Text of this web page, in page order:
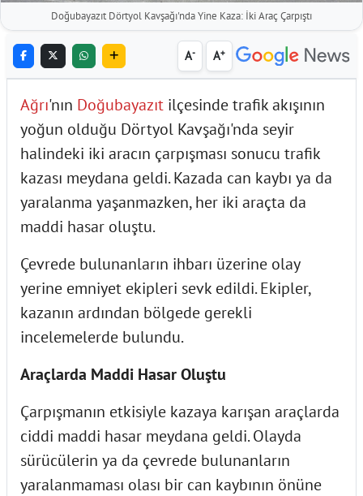
Doğubayazıt Dörtyol Kavşağı'nda Yine Kaza: İki Araç Çarpıştı
A- A+
Ağrı'nın Doğubayazıt ilçesinde trafik akışının
yoğun olduğu Dörtyol Kavşağı'nda seyir
halindeki iki aracın çarpışması sonucu trafik
kazası meydana geldi. Kazada can kaybı ya da
yaralanma yaşanmazken, her iki araçta da
maddi hasar oluştu.
Çevrede bulunanların ihbarı üzerine olay
yerine emniyet ekipleri sevk edildi. Ekipler,
kazanın ardından bölgede gerekli
incelemelerde bulundu.
Araçlarda Maddi Hasar Oluştu
Çarpışmanın etkisiyle kazaya karışan araçlarda
ciddi maddi hasar meydana geldi. Olayda
sürücülerin ya da çevrede bulunanların
yaralanmaması olası bir can kaybının önüne